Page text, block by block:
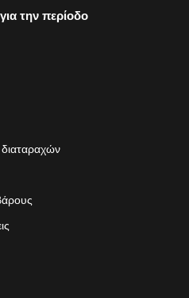
την περίοδο
διαταραχών